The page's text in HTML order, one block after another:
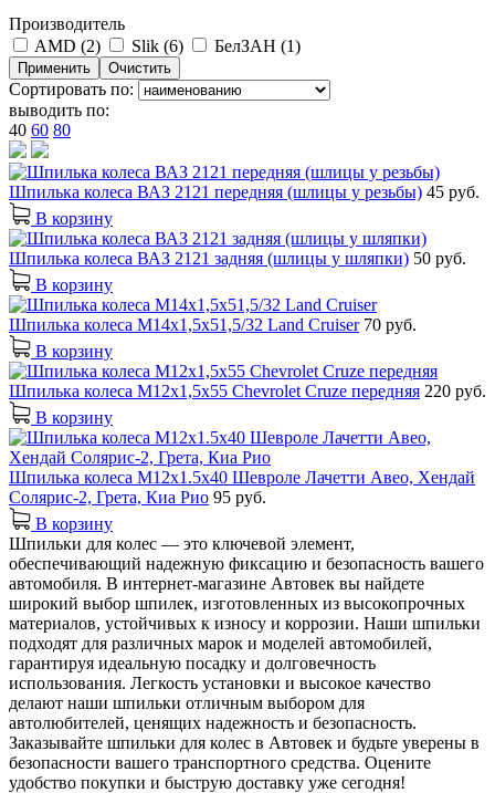
Производитель
AMD (2) Slik (6) БелЗАН (1)
Сортировать по:
выводить по:
40 60 80
Шпилька колеса ВАЗ 2121 передняя (шлицы у резьбы) 45 руб.
В корзину
Шпилька колеса ВАЗ 2121 задняя (шлицы у шляпки) 50 руб.
В корзину
Шпилька колеса М14х1,5х51,5/32 Land Cruiser 70 руб.
В корзину
Шпилька колеса М12х1,5х55 Chevrolet Cruze передняя 220 руб.
В корзину
Шпилька колеса М12х1.5х40 Шевроле Лачетти Авео, Хендай
Солярис-2, Грета, Киа Рио 95 руб.
В корзину
Шпильки для колес — это ключевой элемент,
обеспечивающий надежную фиксацию и безопасность вашего
автомобиля. В интернет-магазине Автовек вы найдете
широкий выбор шпилек, изготовленных из высокопрочных
материалов, устойчивых к износу и коррозии. Наши шпильки
подходят для различных марок и моделей автомобилей,
гарантируя идеальную посадку и долговечность
использования. Легкость установки и высокое качество
делают наши шпильки отличным выбором для
автолюбителей, ценящих надежность и безопасность.
Заказывайте шпильки для колес в Автовек и будьте уверены в
безопасности вашего транспортного средства. Оцените
удобство покупки и быструю доставку уже сегодня!